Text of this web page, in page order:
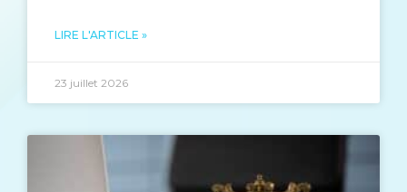
LIRE L'ARTICLE »
23 juillet 2026